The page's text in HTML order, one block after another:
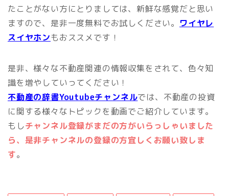
たことがない方にとりましては、新鮮な感覚だと思い
ますので、是非一度無料でお試しください。 ワイヤレ
スイヤホンもおススメです！
是非、様々な不動産関連の情報収集をされて、色々知
識を増やしていってください！
不動産の辞書Youtubeチャンネルでは、不動産の投資
に関する様々なトピックを動画でご紹介しています。
もしチャンネル登録がまだの方がいらっしゃいました
ら、是非チャンネルの登録の方宜しくお願い致しま
す。